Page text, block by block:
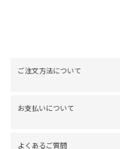
ご注文方法について
お支払いについて
よくあるご質問